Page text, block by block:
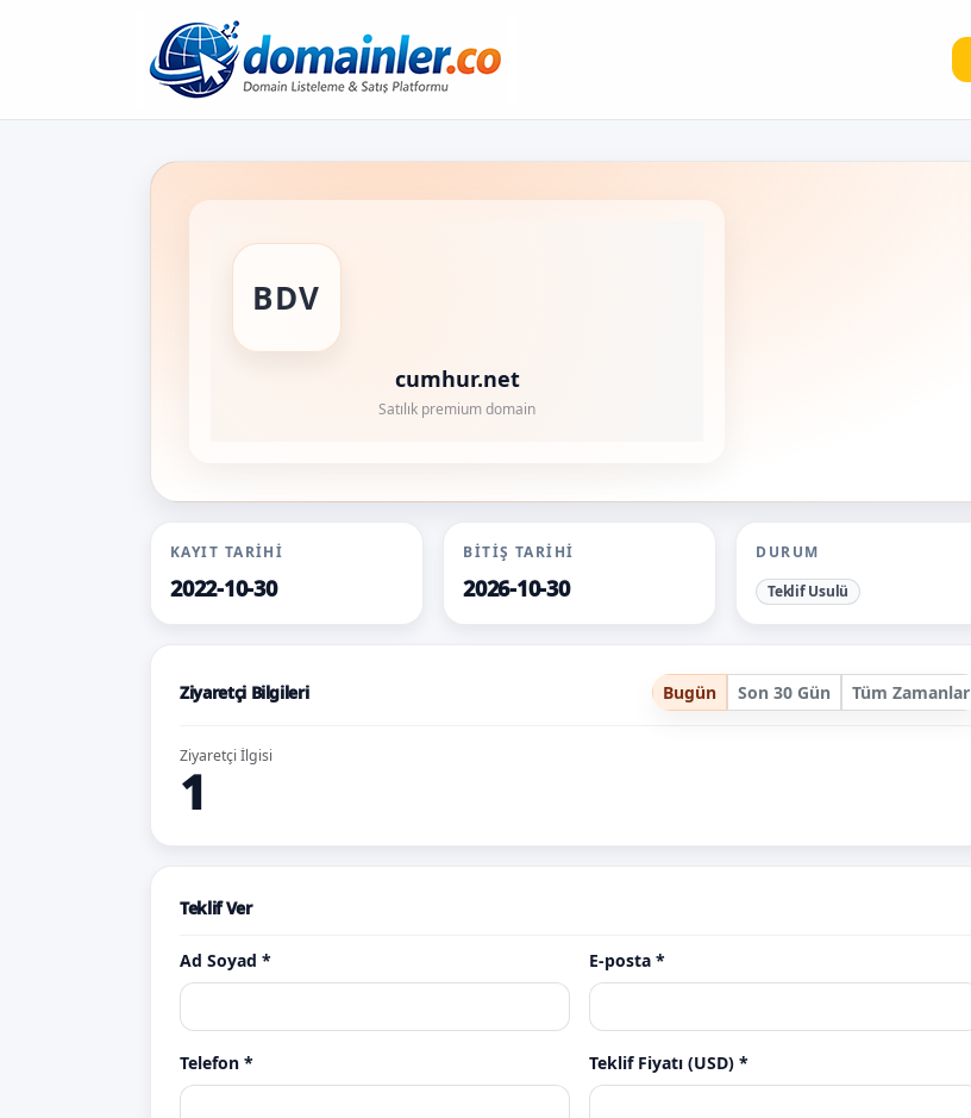
BDV
cumhur.net
Satılık premium domain
KAYIT TARIHI
2022-10-30
BITIŞ TARIHI
2026-10-30
DURUM
Teklif Usulü
Ziyaretçi Bilgileri Bugün Son 30 Gün Tüm Zamanlar
Ziyaretçi İlgisi
1
Teklif Ver
Ad Soyad * E-posta *
Telefon * Teklif Fiyatı (USD) *
asrin.net Teklif atilla.net Teklif aysude.com Teklif bahtiyar.com Teklif behzat.com Teklif